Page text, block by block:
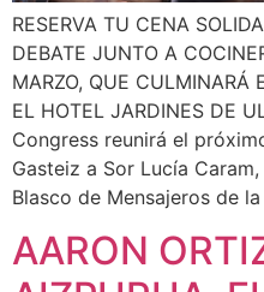
RESERVA TU CENA
DEBATE JUNTO A
MARZO, QUE CULMINARÁ
EL HOTEL JARDINES DE
Congress reunirá el
Gasteiz a Sor Lucía
Blasco de Mensajeros de
AARON